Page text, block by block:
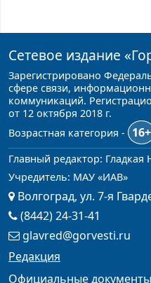
Сетевое издание
Зарегистрировано
сфере связи,
коммуникаций.
от 12 октября 2018 г.
Возрастная категория -
16+
Главный редактор: Гладкая
Учредитель: МАУ «ИАВ»
Волгоград, ул. 7-я
(8442) 24-31-41
glavred@gorvesti.ru
Редакция
Официальные документы